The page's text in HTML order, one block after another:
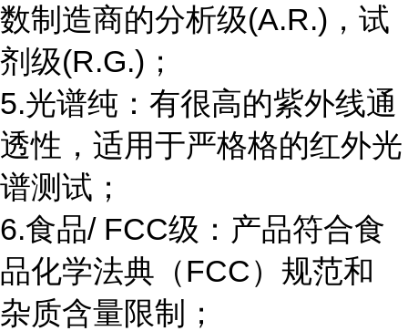
数制造商的分析级(A.R.)，试
剂级(R.G.)；
5.光谱纯：有很高的紫外线通
透性，适用于严格格的红外光
谱测试；
6.食品/ FCC级：产品符合食
品化学法典（FCC）规范和
杂质含量限制；